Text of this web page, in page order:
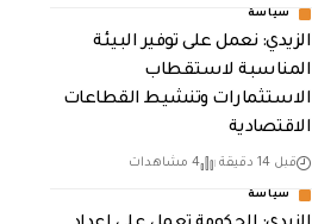
سياسة
الزيدي: نعمل على توفير البيئة
المناسبة لاستقطاب
الاستثمارات وتنشيط القطاعات
الاقتصادية
قبل 14 دقيقة 4 مشاهدات
سياسة